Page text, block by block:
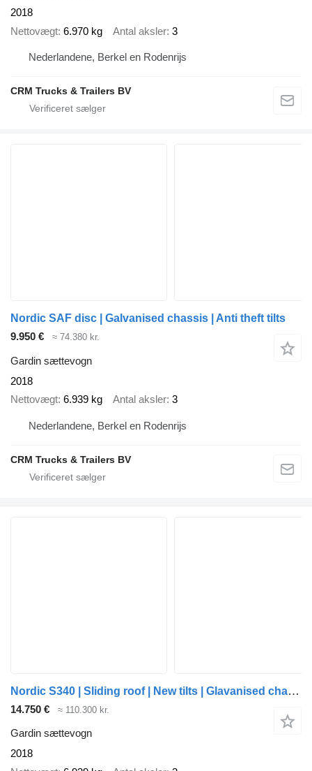
2018
Nettovægt 6.970 kg Antal aksler 3
Nederlandene, Berkel en Rodenrijs
CRM Trucks & Trailers BV
Nordic SAF disc | Galvanised chassis | Anti theft tilts
9.950 €
≈ 74.380 kr.
Gardin sættevogn
2018
Nettovægt 6.939 kg Antal aksler 3
Nederlandene, Berkel en Rodenrijs
CRM Trucks & Trailers BV
Nordic S340 | Sliding roof | New tilts | Glavanised chassis | Code XL |
14.750 € ≈ 110.300 kr.
Gardin sættevogn
2018